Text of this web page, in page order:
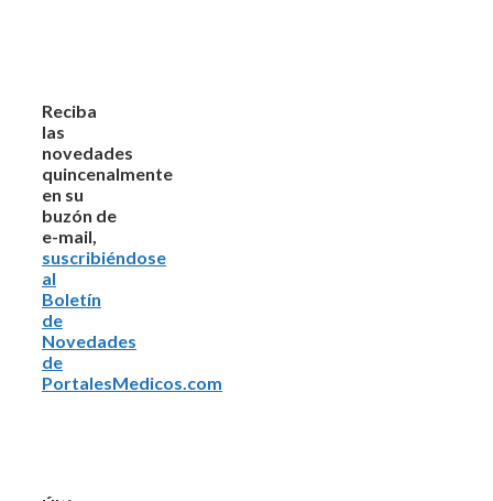
Reciba
las
novedades
quincenalmente
en su
buzón de
e-mail,
suscribiéndose
al
Boletín
de
Novedades
de
PortalesMedicos.com